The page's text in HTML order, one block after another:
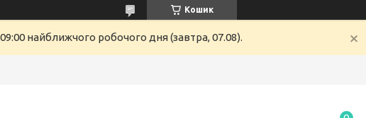
Кошик
найближчого робочого дня (завтра, 07.08).